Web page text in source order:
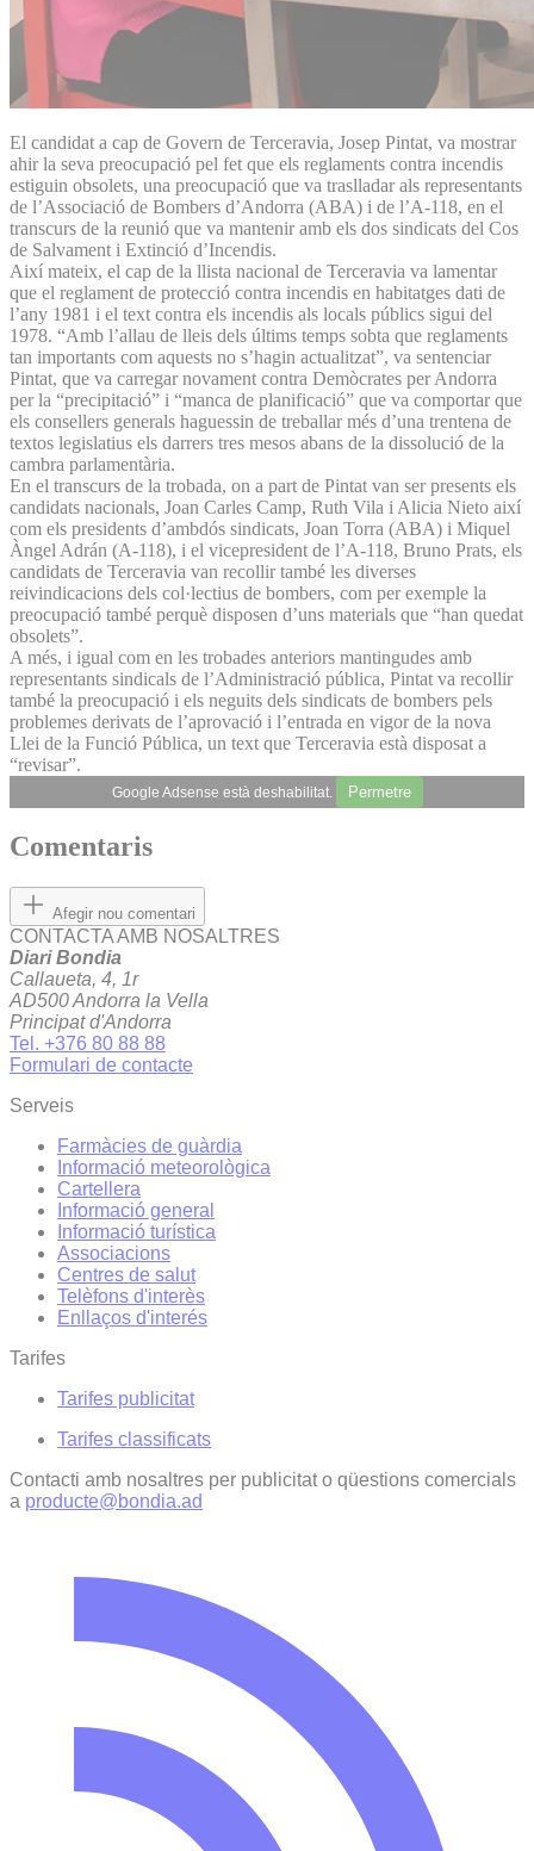
El candidat a cap de Govern de Terceravia, Josep Pintat, va mostrar
ahir la seva preocupació pel fet que els reglaments contra incendis
estiguin obsolets, una preocupació que va traslladar als representants
de l’Associació de Bombers d’Andorra (ABA) i de l’A-118, en el
transcurs de la reunió que va mantenir amb els dos sindicats del Cos
de Salvament i Extinció d’Incendis.
Així mateix, el cap de la llista nacional de Terceravia va lamentar
que el reglament de protecció contra incendis en habitatges dati de
l’any 1981 i el text contra els incendis als locals públics sigui del
1978. “Amb l’allau de lleis dels últims temps sobta que reglaments
tan importants com aquests no s’hagin actualitzat”, va sentenciar
Pintat, que va carregar novament contra Demòcrates per Andorra
per la “precipitació” i “manca de planificació” que va comportar que
els consellers generals haguessin de treballar més d’una trentena de
textos legislatius els darrers tres mesos abans de la dissolució de la
cambra parlamentària.
En el transcurs de la trobada, on a part de Pintat van ser presents els
candidats nacionals, Joan Carles Camp, Ruth Vila i Alicia Nieto així
com els presidents d’ambdós sindicats, Joan Torra (ABA) i Miquel
Àngel Adrán (A-118), i el vicepresident de l’A-118, Bruno Prats, els
candidats de Terceravia van recollir també les diverses
reivindicacions dels col·lectius de bombers, com per exemple la
preocupació també perquè disposen d’uns materials que “han quedat
obsolets”.
A més, i igual com en les trobades anteriors mantingudes amb
representants sindicals de l’Administració pública, Pintat va recollir
també la preocupació i els neguits dels sindicats de bombers pels
problemes derivats de l’aprovació i l’entrada en vigor de la nova
Llei de la Funció Pública, un text que Terceravia està disposat a
“revisar”.
Google Adsense està deshabilitat. Permetre
Comentaris
Afegir nou comentari
CONTACTA AMB NOSALTRES
Diari Bondia
Callaueta, 4, 1r
AD500 Andorra la Vella
Principat d'Andorra
Tel. +376 80 88 88
Formulari de contacte
Serveis
Farmàcies de guàrdia
Informació meteorològica
Cartellera
Informació general
Informació turística
Associacions
Centres de salut
Telèfons d'interès
Enllaços d'interés
Tarifes
Tarifes publicitat
Tarifes classificats
Contacti amb nosaltres per publicitat o qüestions comercials
a producte@bondia.ad